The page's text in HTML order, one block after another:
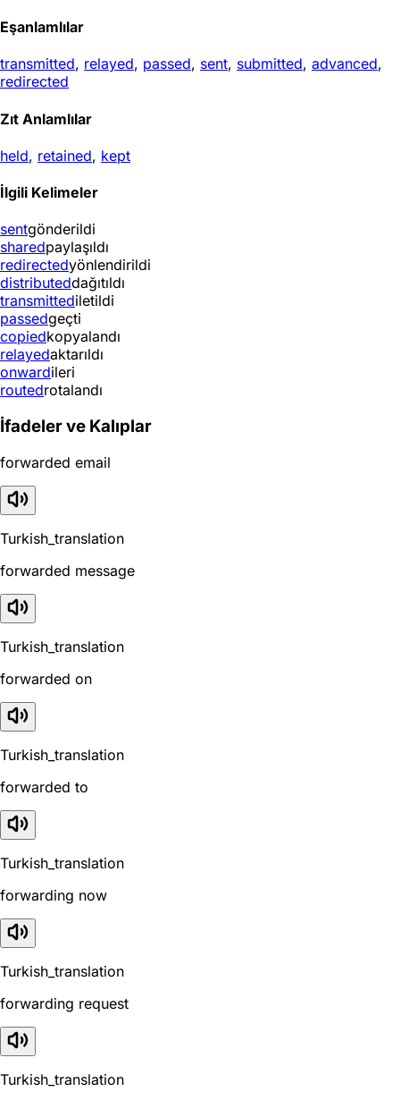
Eşanlamlılar
transmitted, relayed, passed, sent, submitted, advanced,
redirected
Zıt Anlamlılar
held, retained, kept
İlgili Kelimeler
sentgönderildi
sharedpaylaşıldı
redirectedyönlendirildi
distributeddağıtıldı
transmittediletildi
passedgeçti
copiedkopyalandı
relayedaktarıldı
onwardileri
routedrotalandı
İfadeler ve Kalıplar
forwarded email
Turkish_translation
forwarded message
Turkish_translation
forwarded on
Turkish_translation
forwarded to
Turkish_translation
forwarding now
Turkish_translation
forwarding request
Turkish_translation